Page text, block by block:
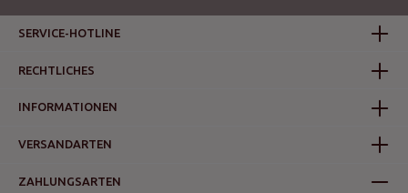
SERVICE-HOTLINE
RECHTLICHES
INFORMATIONEN
VERSANDARTEN
ZAHLUNGSARTEN